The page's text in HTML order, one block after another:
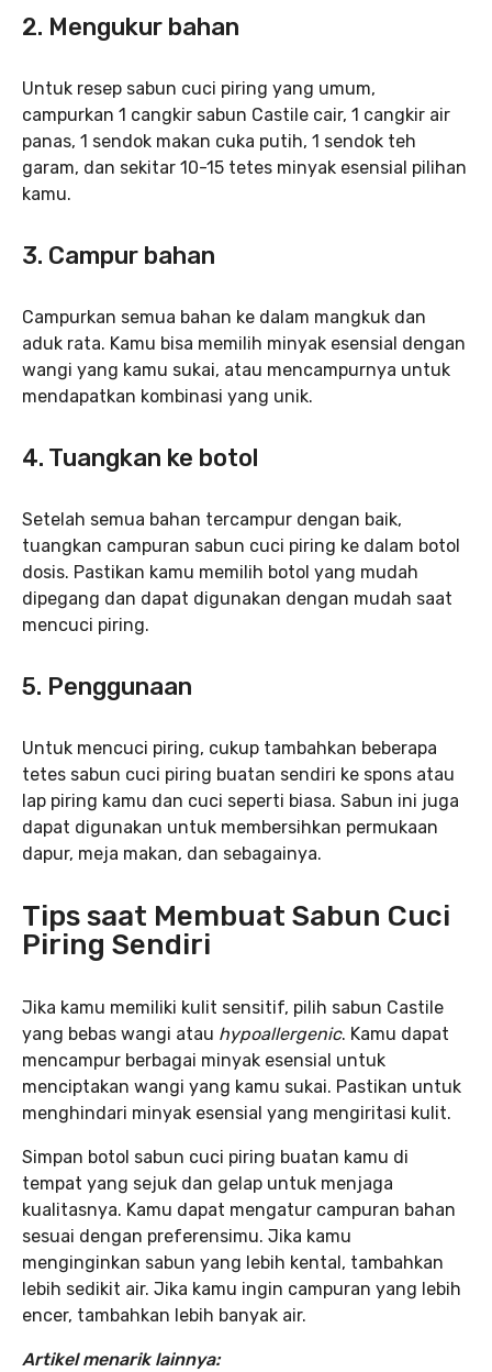
2. Mengukur bahan
Untuk resep sabun cuci piring yang umum,
campurkan 1 cangkir sabun Castile cair, 1 cangkir air
panas, 1 sendok makan cuka putih, 1 sendok teh
garam, dan sekitar 10-15 tetes minyak esensial pilihan
kamu.
3. Campur bahan
Campurkan semua bahan ke dalam mangkuk dan
aduk rata. Kamu bisa memilih minyak esensial dengan
wangi yang kamu sukai, atau mencampurnya untuk
mendapatkan kombinasi yang unik.
4. Tuangkan ke botol
Setelah semua bahan tercampur dengan baik,
tuangkan campuran sabun cuci piring ke dalam botol
dosis. Pastikan kamu memilih botol yang mudah
dipegang dan dapat digunakan dengan mudah saat
mencuci piring.
5. Penggunaan
Untuk mencuci piring, cukup tambahkan beberapa
tetes sabun cuci piring buatan sendiri ke spons atau
lap piring kamu dan cuci seperti biasa. Sabun ini juga
dapat digunakan untuk membersihkan permukaan
dapur, meja makan, dan sebagainya.
Tipssaat Membuat Sabun Cuci
Piring Sendiri
Jika kamu memiliki kulit sensitif, pilih sabun Castile
yang bebas wangi atau hypoallergenic. Kamu dapat
mencampur berbagai minyak esensial untuk
menciptakan wangi yang kamu sukai. Pastikan untuk
menghindari minyak esensial yang mengiritasi kulit.
Simpan botol sabun cuci piring buatan kamu di
tempat yang sejuk dan gelap untuk menjaga
kualitasnya. Kamu dapat mengatur campuran bahan
sesuai dengan preferensimu. Jika kamu
menginginkan sabun yang lebih kental, tambahkan
lebih sedikit air. Jika kamu ingin campuran yang lebih
encer, tambahkan lebih banyak air.
Artikel menarik lainnya: